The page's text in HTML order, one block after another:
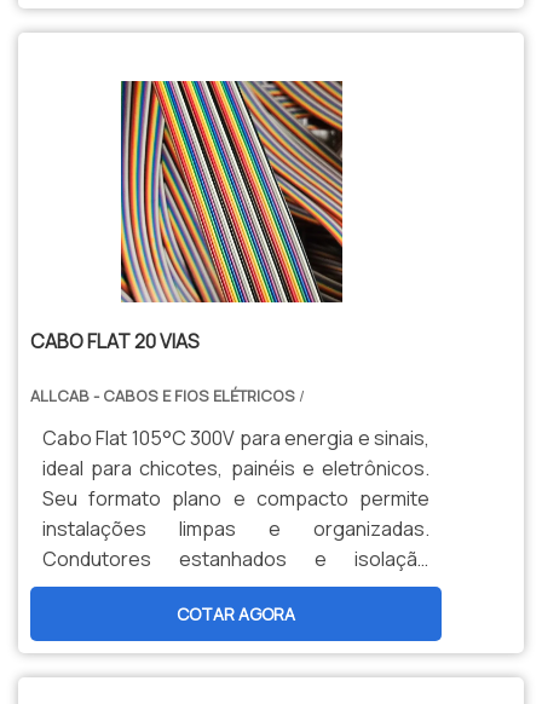
CABO FLAT 20 VIAS
ALLCAB - CABOS E FIOS ELÉTRICOS /
Cabo Flat 105°C 300V para energia e sinais,
ideal para chicotes, painéis e eletrônicos.
Seu formato plano e compacto permite
instalações limpas e organizadas.
Condutores estanhados e isolação
termorresistente garantem confiabilidade
e alta durabilidade.COTAR AGORA